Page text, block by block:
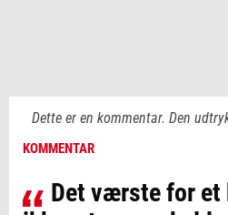
Dette er en kommentar. Den
KOMMENTAR
Det værste for